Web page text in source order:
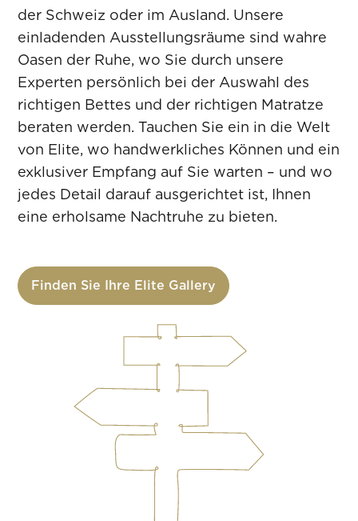
der Schweiz oder im Ausland. Unsere
einladenden Ausstellungsräume sind wahre
Oasen der Ruhe, wo Sie durch unsere
Experten persönlich bei der Auswahl des
richtigen Bettes und der richtigen Matratze
beraten werden. Tauchen Sie ein in die Welt
von Elite, wo handwerkliches Können und ein
exklusiver Empfang auf Sie warten – und wo
jedes Detail darauf ausgerichtet ist, Ihnen
eine erholsame Nachtruhe zu bieten.
Finden Sie Ihre Elite Gallery